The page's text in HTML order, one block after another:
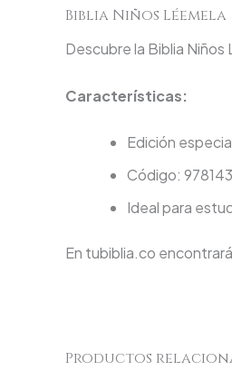
Biblia Niños Léemela
Descubre la Biblia Niños
Características:
Edición
Código:
Ideal para
En tubiblia.co
Productos